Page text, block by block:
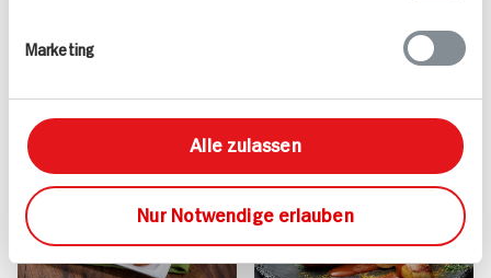
Marketing
Alle zulassen
Nur Notwendige erlauben
695 kcal p. Portion
Vegetarisch
1.048 kcal p. Portion
Vegetarisch